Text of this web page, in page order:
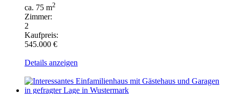
ca. 75 m2
Zimmer:
2
Kaufpreis:
545.000 €
Details anzeigen